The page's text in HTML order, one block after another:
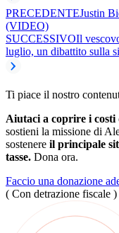
PRECEDENTEJustin
(VIDEO)
SUCCESSIVOIl
luglio, un dibattito sulla
Ti piace il nostro
Aiutaci a coprire i
sostieni la missione di
sostenere il principale
tasse. Dona ora.
Faccio una donazione
( Con detrazione fiscale )